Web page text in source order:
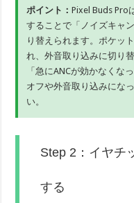
ポイント：Pixel Buds Pro
することで「ノイズキャ
り替えられます。ポケッ
れ、外音取り込みに切り
「急にANCが効かなくな
オフや外音取り込みにな
い。
Step 2：イヤチ
する